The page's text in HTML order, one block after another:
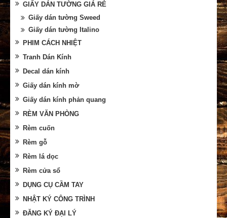
GIẤY DÁN TƯỜNG GIÁ RẺ
Giấy dán tường Sweed
Giấy dán tường Italino
PHIM CÁCH NHIỆT
Tranh Dán Kính
Decal dán kính
Giấy dán kính mờ
Giấy dán kính phản quang
RÈM VĂN PHÒNG
Rèm cuốn
Rèm gỗ
Rèm lá dọc
Rèm cửa sổ
DỤNG CỤ CẦM TAY
NHẬT KÝ CÔNG TRÌNH
ĐĂNG KÝ ĐẠI LÝ